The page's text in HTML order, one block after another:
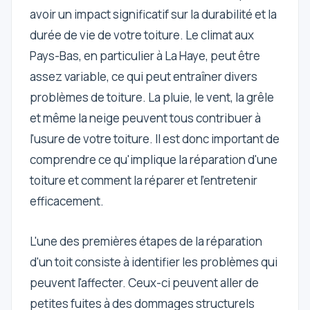
Veuillez
nous
contacter
Blogs
avoir un impact significatif sur la durabilité et la
durée de vie de votre toiture. Le climat aux
Pays-Bas, en particulier à La Haye, peut être
assez variable, ce qui peut entraîner divers
problèmes de toiture. La pluie, le vent, la grêle
et même la neige peuvent tous contribuer à
l'usure de votre toiture. Il est donc important de
comprendre ce qu'implique la réparation d'une
toiture et comment la réparer et l'entretenir
efficacement.
L'une des premières étapes de la réparation
d'un toit consiste à identifier les problèmes qui
peuvent l'affecter. Ceux-ci peuvent aller de
petites fuites à des dommages structurels